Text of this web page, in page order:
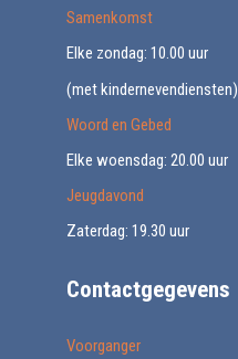
Samenkomst
Elke zondag: 10.00 uur
(met kindernevendiensten)
Woord en Gebed
Elke woensdag: 20.00 uur
Jeugdavond
Zaterdag: 19.30 uur
Contactgegevens
Voorganger